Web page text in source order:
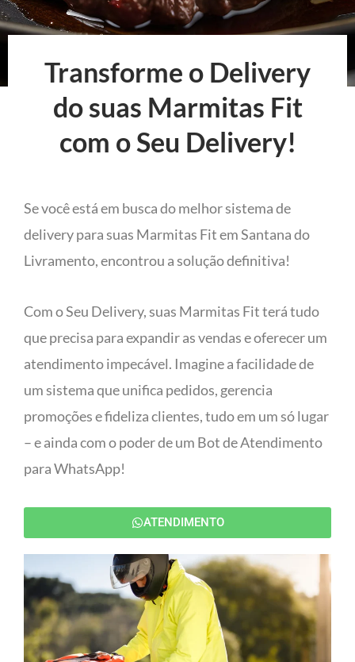
Transforme o Delivery
do suas Marmitas Fit
com o Seu Delivery!
Se você está em busca do melhor sistema de
delivery para suas Marmitas Fit em Santana do
Livramento, encontrou a solução definitiva!
Com o Seu Delivery, suas Marmitas Fit terá tudo
que precisa para expandir as vendas e oferecer um
atendimento impecável. Imagine a facilidade de
um sistema que unifica pedidos, gerencia
promoções e fideliza clientes, tudo em um só lugar
– e ainda com o poder de um Bot de Atendimento
para WhatsApp!
ATENDIMENTO